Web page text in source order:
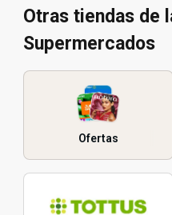
Otras tiendas de
Supermercados
Ofertas